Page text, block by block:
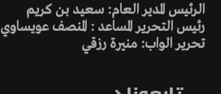
الرئيس المدير العام: سعيد بن كريم
رئيس التحرير المساعد : المنصف عويساوي
تحرير الواب: منيرة رزقي